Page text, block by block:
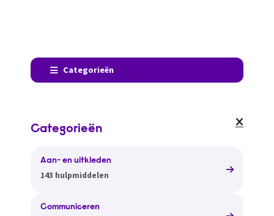
Categorieën
Categorieën
Aan- en uitkleden
143 hulpmiddelen
Communiceren